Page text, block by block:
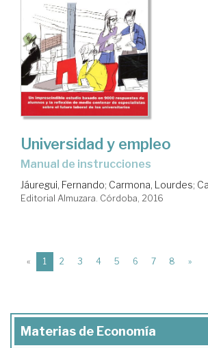
Universidad y empleo
manual de instrucciones
Jáuregui, Fernando; Carmona, Lourdes;
Editorial Almuzara. Córdoba, 2016
« 1 (current)
2 3 4 5 6 7 8 »
Materias de Economía